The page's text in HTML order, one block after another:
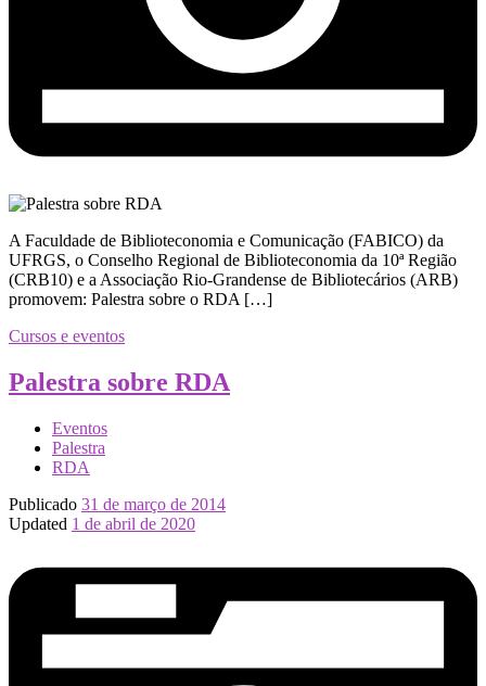
A Faculdade de Biblioteconomia e Comunicação (FABICO) da
UFRGS, o Conselho Regional de Biblioteconomia da 10ª Região
(CRB10) e a Associação Rio-Grandense de Bibliotecários (ARB)
promovem: Palestra sobre o RDA […]
Cursos e eventos
Palestra sobre RDA
Eventos
Palestra
RDA
Publicado 31 de março de 2014
Updated 1 de abril de 2020